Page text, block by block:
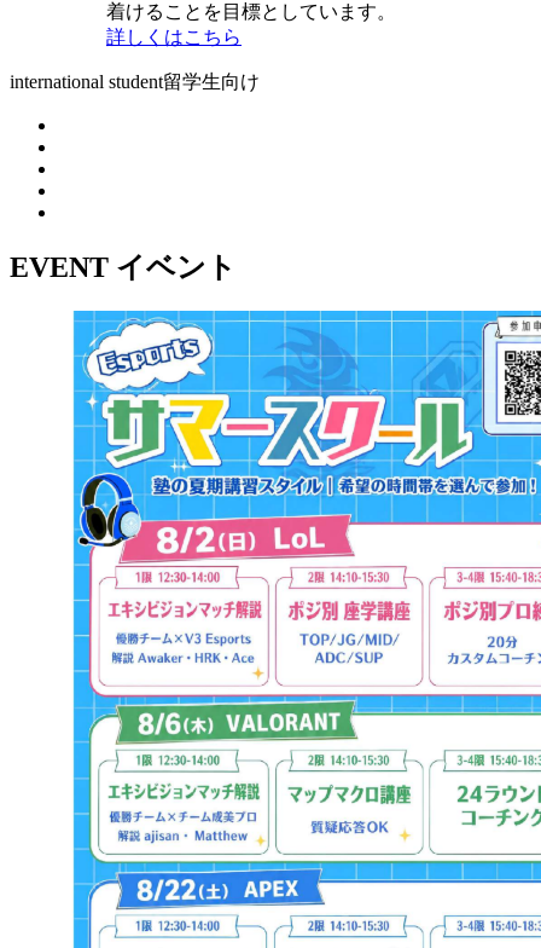
着けることを目標としています。
詳しくはこちら
international student留学生向け
EVENT イベント